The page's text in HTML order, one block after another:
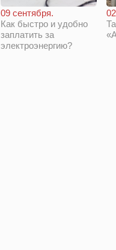
09 сентября.
Как быстро и удобно
заплатить за
электроэнергию?